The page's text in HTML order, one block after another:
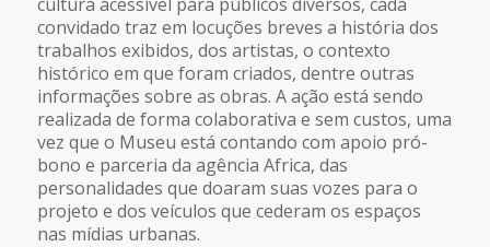
convidado traz em locuções breves a história dos
trabalhos exibidos, dos artistas, o contexto
histórico em que foram criados, dentre outras
informações sobre as obras. A ação está sendo
realizada de forma colaborativa e sem custos, uma
vez que o Museu está contando com apoio pró-
bono e parceria da agência Africa, das
personalidades que doaram suas vozes para o
projeto e dos veículos que cederam os espaços
nas mídias urbanas.